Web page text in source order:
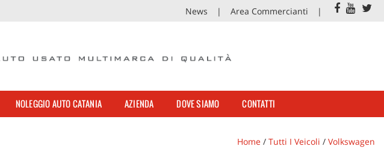
News Area Commercianti
NOLEGGIO AUTO CATANIA AZIENDA DOVE SIAMO CONTATTI
Home / Tutti I Veicoli / Volkswagen